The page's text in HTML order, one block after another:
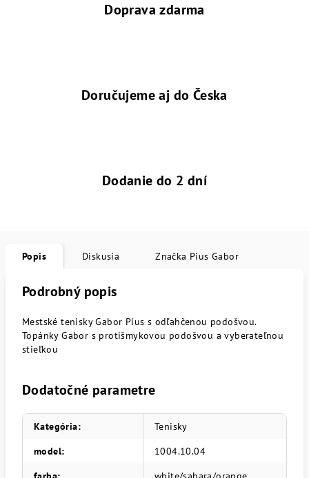
Doprava zdarma
Doručujeme aj do Česka
Dodanie do 2 dní
Popis Diskusia Značka Pius Gabor
Podrobný popis
Mestské tenisky Gabor Pius s odľahčenou podošvou.
Topánky Gabor s protišmykovou podošvou a vyberateľnou
stieľkou
Dodatočné parametre
Kategória:
Tenisky
model:
1004.10.04